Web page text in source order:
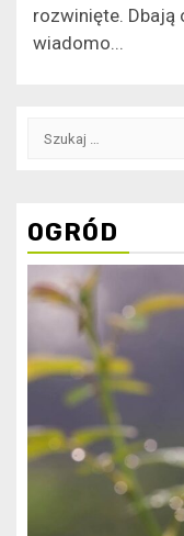
rozwinięte. Dbają
wiadomo...
Szukaj:
OGRÓD